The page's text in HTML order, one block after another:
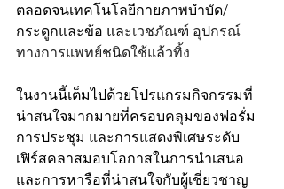
ตลอดจนเทคโนโลยีกายภาพบำบัด/
กระดูกและข้อ และเวชภัณฑ์ อุปกรณ์
ทางการแพทย์ชนิดใช้แล้วทิ้ง
ในงานนี้เต็มไปด้วยโปรแกรมกิจกรรมที่
น่าสนใจมากมายที่ครอบคลุมของฟอรั่ม
การประชุม และการแสดงพิเศษระดับ
เฟิร์สคลาสมอบโอกาสในการนำเสนอ
และการหารือที่น่าสนใจกับผู้เชี่ยวชาญ